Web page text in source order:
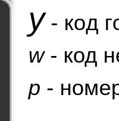
y- код
w- код
p -